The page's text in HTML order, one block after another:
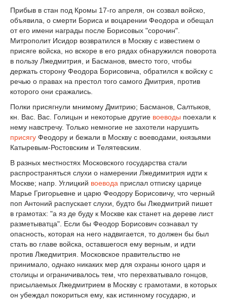
Прибыв в стан под Кромы 17-го апреля, он созвал войско,
объявила, о смерти Бориса и воцарении Феодора и обещал
от его имени награды после Борисовых "сорочин".
Митрополит Исидор возвратился в Москву с известием о
присяге войска, но вскоре в его рядах обнаружился поворота
в пользу Лжедмитрия, и Басманов, вместо того, чтобы
держать сторону Феодора Борисовича, обратился к войску с
речью о правах на престол того самого Дмитрия, против
которого они сражались.
Полки присягнули мнимому Дмитрию; Басманов, Салтыков,
кн. Вас. Вас. Голицын и некоторые другие воеводы поехали к
нему навстречу. Только немногие не захотели нарушить
присягу Феодору и бежали в Москву с воеводами, князьями
Катыревым-Ростовским и Телятевским.
В разных местностях Московского государства стали
распространяться слухи о намерении Лжедимитрия идти к
Москве; напр. Углицкий воевода прислал отписку царице
Марье Григорьевне и царю Феодору Борисовичу, что черный
поп Антоний распускает слухи, будто бы Лжедмитрий пишет
в грамотах: "а яз де буду к Москве как станет на дереве лист
разметыватца". Если бы Феодор Борисович сознавал ту
опасность, которая на него надвигается, то должен бы был
стать во главе войска, оставшегося ему верным, и идти
против Лжедмитрия. Московское правительство не
принимало, однако никаких мер для охраны юного царя и
столицы и ограничивалось тем, что перехватывало гонцов,
присылаемых Лжедмитрием в Москву с грамотами, в которых
он убеждал покориться ему, как истинному государю, и